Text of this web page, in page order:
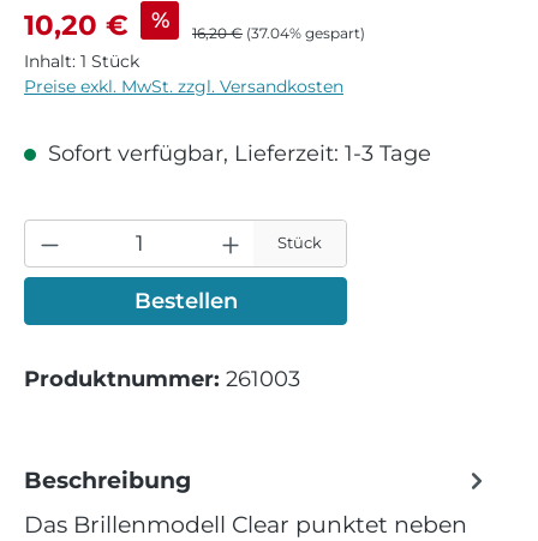
Verkaufspreis:
10,20 € % Regulärer Preis:
16,20 € (37.04% gespart)
Inhalt: 1 Stück
Preise exkl. MwSt. zzgl. Versandkosten
Sofort verfügbar, Lieferzeit: 1-3 Tage
Stück
Bestellen
Produktnummer: 261003
Beschreibung
Das Brillenmodell Clear punktet neben